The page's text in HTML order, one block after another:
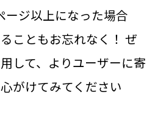
ージ以上になった場合
こともお忘れなく！ ぜ
して、よりユーザーに寄
がけてみてください